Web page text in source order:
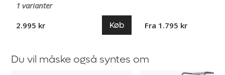
1 varianter
2.995 kr
Køb Fra 1.795 kr
Du vil måske også syntes om